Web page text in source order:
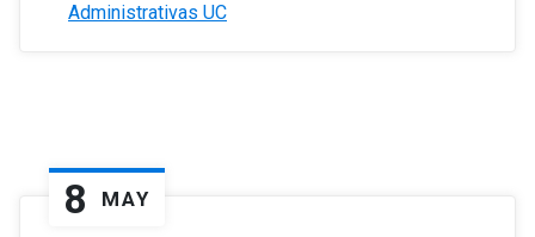
Administrativas UC
8 MAY